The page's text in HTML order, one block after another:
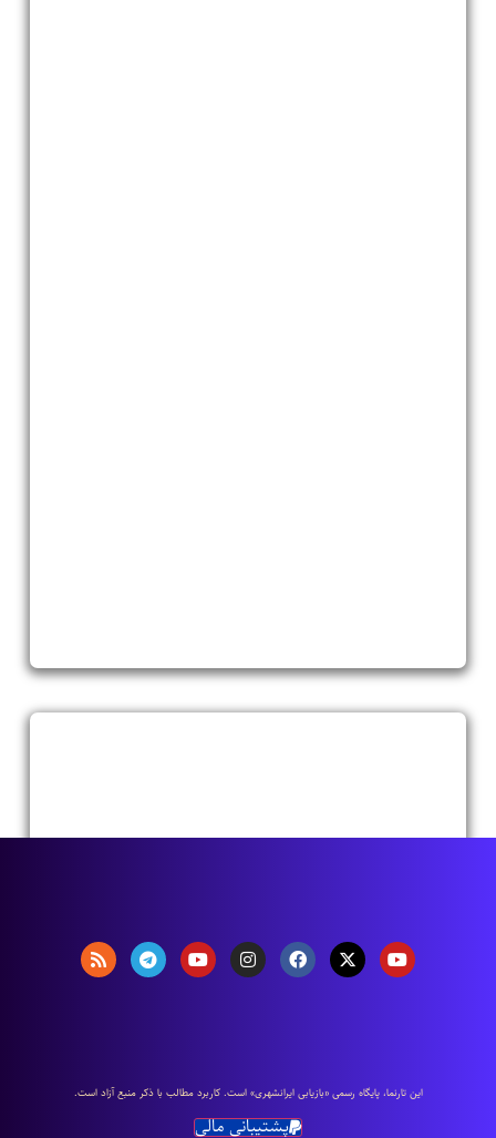
اين تارنما، پایگاه رسمی «بازیابی ایرانشهری» است. كاربرد مطالب با ذكر منبع آزاد است.
پشتیبانی مالی